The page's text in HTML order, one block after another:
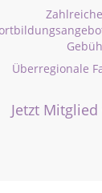
Überregionale
Jetzt